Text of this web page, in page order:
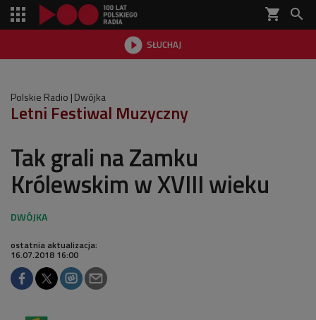
shopping_cart 
 SŁUCHAJ

Polskie Radio Dwójka
Letni Festiwal Muzyczny
Tak grali na Zamku
Królewskim w XVIII wieku
ostatnia aktualizacja:
16.07.2018 16:00